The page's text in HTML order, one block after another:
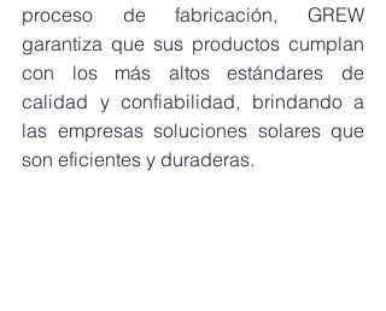
proceso de fabricación, GREW
garantiza que sus productos cumplan
con los más altos estándares de
calidad y confiabilidad, brindando a
las empresas soluciones solares que
son eficientes y duraderas.